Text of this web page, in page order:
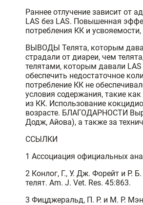
Раннее отлучение зависит от
LAS без LAS. Повышенная
потребления КК и
ВЫВОДЫ Телята, которым
страдали от диареи, чем
телятами, которым давали
обеспечить недостаточное
потребление КК не
условия содержания, такие
из КК. Использование
возрасте. БЛАГОДАРНОСТИ
Додж, Айова), а также за
ССЫЛКИ
1 Ассоциация официальных
2 Конлог, Г., У. Дж. Форейт и Р.
телят. Am. J. Vet. Res. 45:863.
3 Фицджеральд, П. Р. и М. Р.